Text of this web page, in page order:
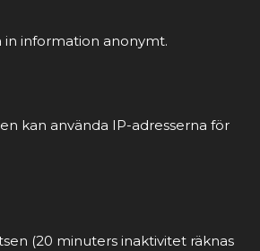
information anonymt.
kan använda IP-adresserna för
(20 minuters inaktivitet räknas